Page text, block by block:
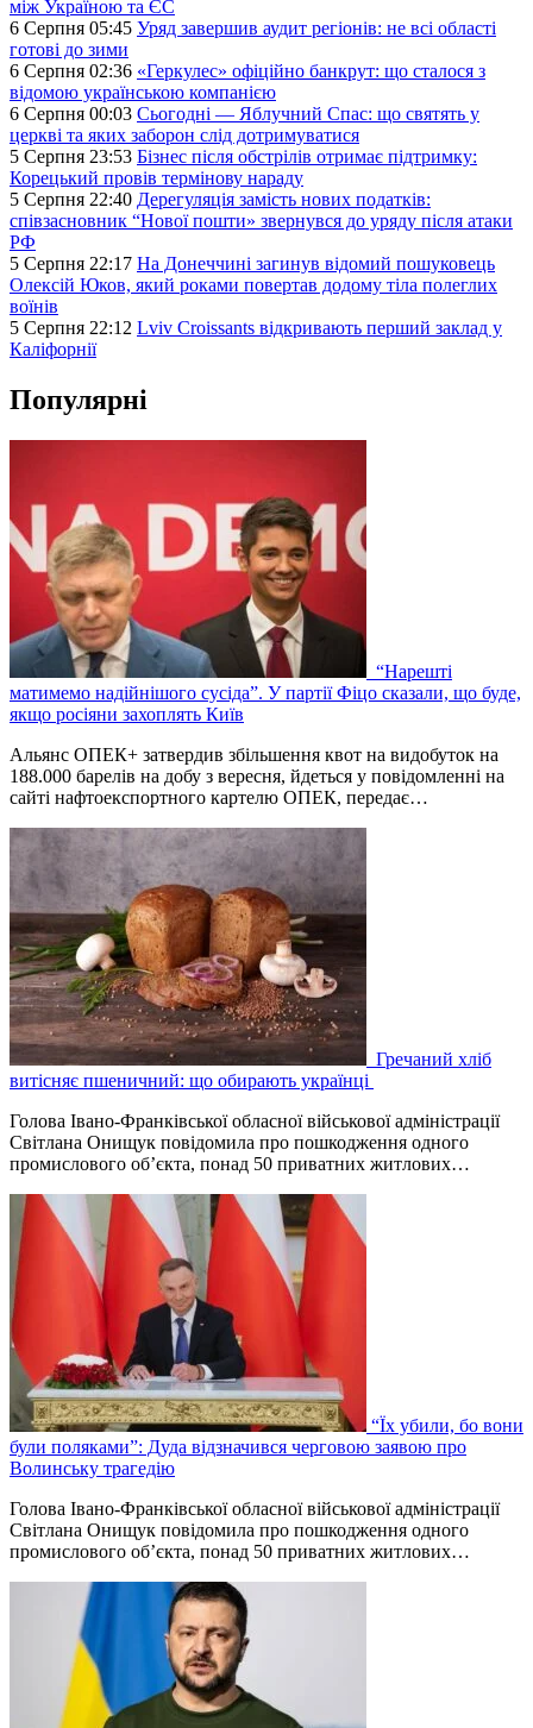
між Україною та ЄС
6 Серпня 05:45 Уряд завершив аудит регіонів: не всі області
готові до зими
6 Серпня 02:36 «Геркулес» офіційно банкрут: що сталося з
відомою українською компанією
6 Серпня 00:03 Сьогодні — Яблучний Спас: що святять у
церкві та яких заборон слід дотримуватися
5 Серпня 23:53 Бізнес після обстрілів отримає підтримку:
Корецький провів термінову нараду
5 Серпня 22:40 Дерегуляція замість нових податків:
співзасновник “Нової пошти» звернувся до уряду після атаки
РФ
5 Серпня 22:17 На Донеччині загинув відомий пошуковець
Олексій Юков, який роками повертав додому тіла полеглих
воїнів
5 Серпня 22:12 Lviv Croissants відкривають перший заклад у
Каліфорнії
Популярні
“Нарешті
матимемо надійнішого сусіда”. У партії Фіцо сказали, що буде,
якщо росіяни захоплять Київ
Альянс ОПЕК+ затвердив збільшення квот на видобуток на
188.000 барелів на добу з вересня, йдеться у повідомленні на
сайті нафтоекспортного картелю ОПЕК, передає…
Гречаний хліб
витісняє пшеничний: що обирають українці
Голова Івано-Франківської обласної військової адміністрації
Світлана Онищук повідомила про пошкодження одного
промислового об’єкта, понад 50 приватних житлових…
“Їх убили, бо вони
були поляками”: Дуда відзначився черговою заявою про
Волинську трагедію
Голова Івано-Франківської обласної військової адміністрації
Світлана Онищук повідомила про пошкодження одного
промислового об’єкта, понад 50 приватних житлових…